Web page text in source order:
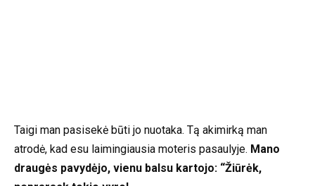
Taigi man pasisekė būti jo nuotaka. Tą akimirką man
atrodė, kad esu laimingiausia moteris pasaulyje. Mano
draugės pavydėjo, vienu balsu kartojo: “Žiūrėk,